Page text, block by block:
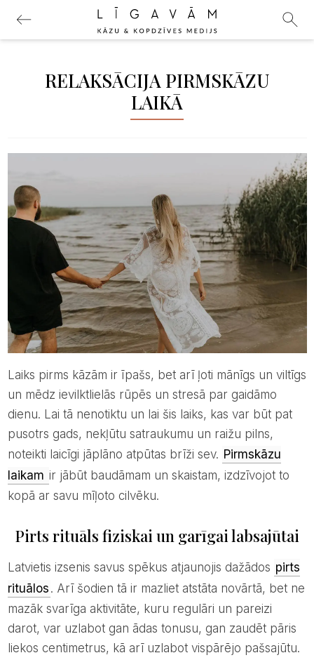
RELAKSĀCIJA PIRMSKĀZU
LAIKĀ
Laiks pirms kāzām ir īpašs, bet arī ļoti mānīgs un viltīgs
un mēdz ievilktlielās rūpēs un stresā par gaidāmo
dienu. Lai tā nenotiktu un lai šis laiks, kas var būt pat
pusotrs gads, nekļūtu satraukumu un raižu pilns,
noteikti laicīgi jāplāno atpūtas brīži sev. Pirmskāzu
laikam ir jābūt baudāmam un skaistam, izdzīvojot to
kopā ar savu mīļoto cilvēku.
Pirts rituāls fiziskai un garīgai labsajūtai
Latvietis izsenis savus spēkus atjaunojis dažādos pirts
rituālos . Arī šodien tā ir mazliet atstāta novārtā, bet ne
mazāk svarīga aktivitāte, kuru regulāri un pareizi
darot, var uzlabot gan ādas tonusu, gan zaudēt pāris
liekos centimetrus, kā arī uzlabot vispārējo pašsajūtu.